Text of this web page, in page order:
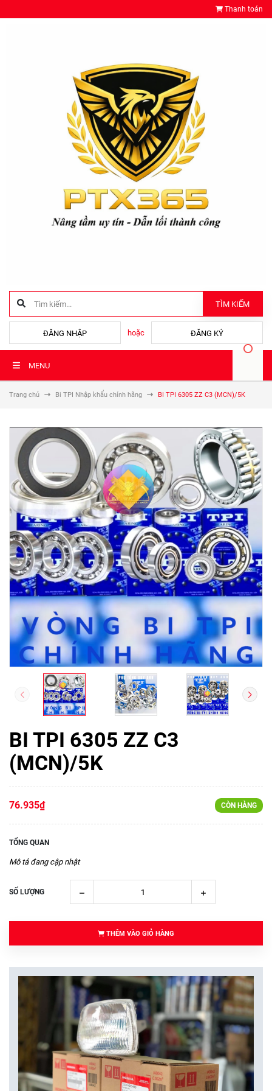
Thanh toán
TÌM KIẾM
ĐĂNG NHẬP hoặc ĐĂNG KÝ
MENU
Trang chủ Bi TPI Nhập khẩu chính hãng BI TPI 6305 ZZ C3 (MCN)/5K
BI TPI 6305 ZZ C3
(MCN)/5K
76.935₫ CÒN HÀNG
TỔNG QUAN
Mô tả đang cập nhật
SỐ LƯỢNG
THÊM VÀO GIỎ HÀNG